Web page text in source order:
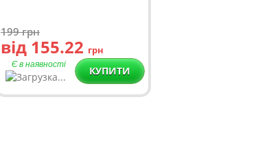
199грн
від 155.22 грн
Є в наявності КУПИТИ